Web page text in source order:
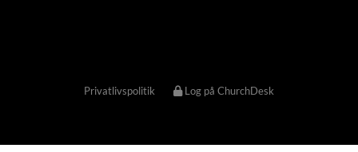
Privatlivspolitik Log på ChurchDesk